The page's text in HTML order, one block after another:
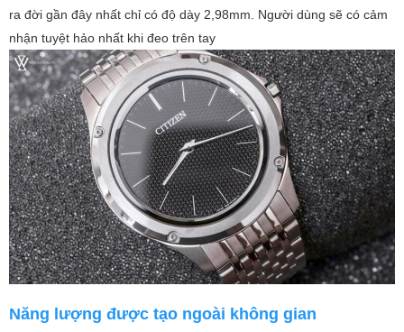
ra đời gần đây nhất chỉ có độ dày 2,98mm. Người dùng sẽ có cảm
nhận tuyệt hảo nhất khi đeo trên tay
Năng lượng được tạo ngoài không gian